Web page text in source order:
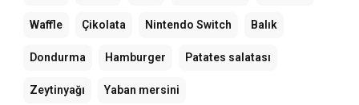
Waffle Çikolata Nintendo Switch Balık
Dondurma Hamburger Patates salatası
Zeytinyağı Yaban mersini